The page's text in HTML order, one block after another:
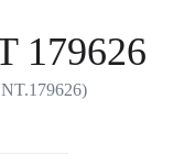
179626